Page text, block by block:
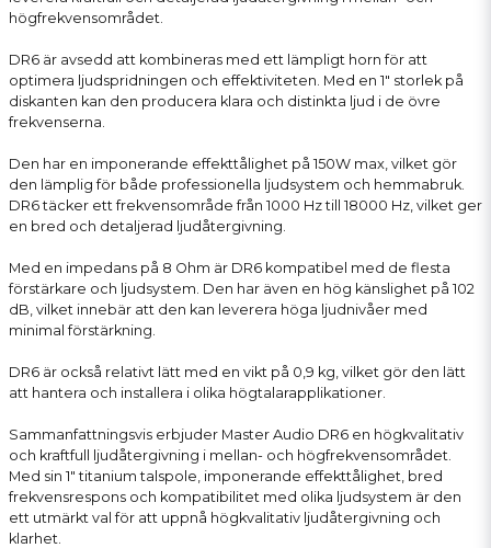
högfrekvensområdet.
DR6 är avsedd att kombineras med ett lämpligt horn för att
optimera ljudspridningen och effektiviteten. Med en 1" storlek på
diskanten kan den producera klara och distinkta ljud i de övre
frekvenserna.
Den har en imponerande effekttålighet på 150W max, vilket gör
den lämplig för både professionella ljudsystem och hemmabruk.
DR6 täcker ett frekvensområde från 1000 Hz till 18000 Hz, vilket ger
en bred och detaljerad ljudåtergivning.
Med en impedans på 8 Ohm är DR6 kompatibel med de flesta
förstärkare och ljudsystem. Den har även en hög känslighet på 102
dB, vilket innebär att den kan leverera höga ljudnivåer med
minimal förstärkning.
DR6 är också relativt lätt med en vikt på 0,9 kg, vilket gör den lätt
att hantera och installera i olika högtalarapplikationer.
Sammanfattningsvis erbjuder Master Audio DR6 en högkvalitativ
och kraftfull ljudåtergivning i mellan- och högfrekvensområdet.
Med sin 1" titanium talspole, imponerande effekttålighet, bred
frekvensrespons och kompatibilitet med olika ljudsystem är den
ett utmärkt val för att uppnå högkvalitativ ljudåtergivning och
klarhet.